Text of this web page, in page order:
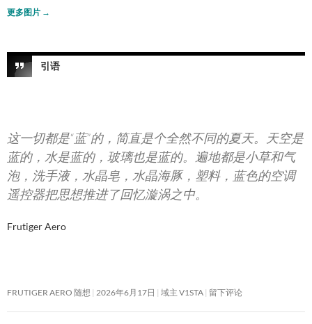
更多图片 →
引语
这一切都是“蓝”的，简直是个全然不同的夏天。天空是
蓝的，水是蓝的，玻璃也是蓝的。遍地都是小草和气
泡，洗手液，水晶皂，水晶海豚，塑料，蓝色的空调
遥控器把思想推进了回忆漩涡之中。
Frutiger Aero
FRUTIGER AERO 随想 2026年6月17日 域主 V1STA 留下评论